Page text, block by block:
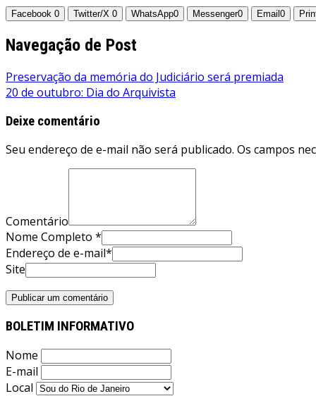
Facebook 0 Twitter/X 0 WhatsApp0 Messenger0 Email 0
Navegação de Post
Preservação da memória do Judiciário será premiada
20 de outubro: Dia do Arquivista
Deixe comentário
Seu endereço de e-mail não será publicado. Os campos
Comentário
Nome Completo *
Endereço de e-mail*
Site
BOLETIM INFORMATIVO
Nome
E-mail
Local